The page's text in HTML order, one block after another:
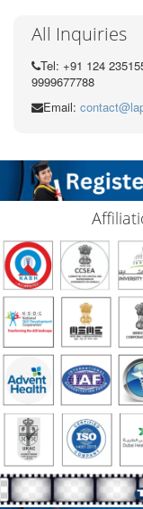
All Inquiries
Tel: +91 124
9999677788
Email: